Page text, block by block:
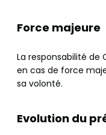
Force majeure
La responsabilité de
en cas de force
sa volonté.
Evolution du